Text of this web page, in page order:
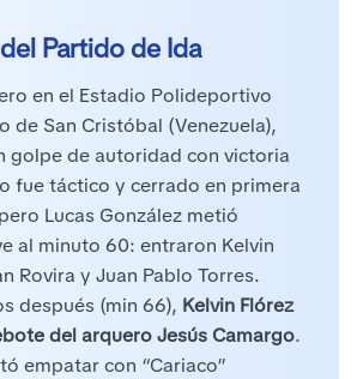
Partido de Ida
en el Estadio Polideportivo
de San Cristóbal (Venezuela),
golpe de autoridad con victoria
fue táctico y cerrado en primera
Lucas González metió
al minuto 60: entraron Kelvin
Rovira y Juan Pablo Torres.
después (min 66), Kelvin Flórez
del arquero Jesús Camargo.
empatar con “Cariaco”